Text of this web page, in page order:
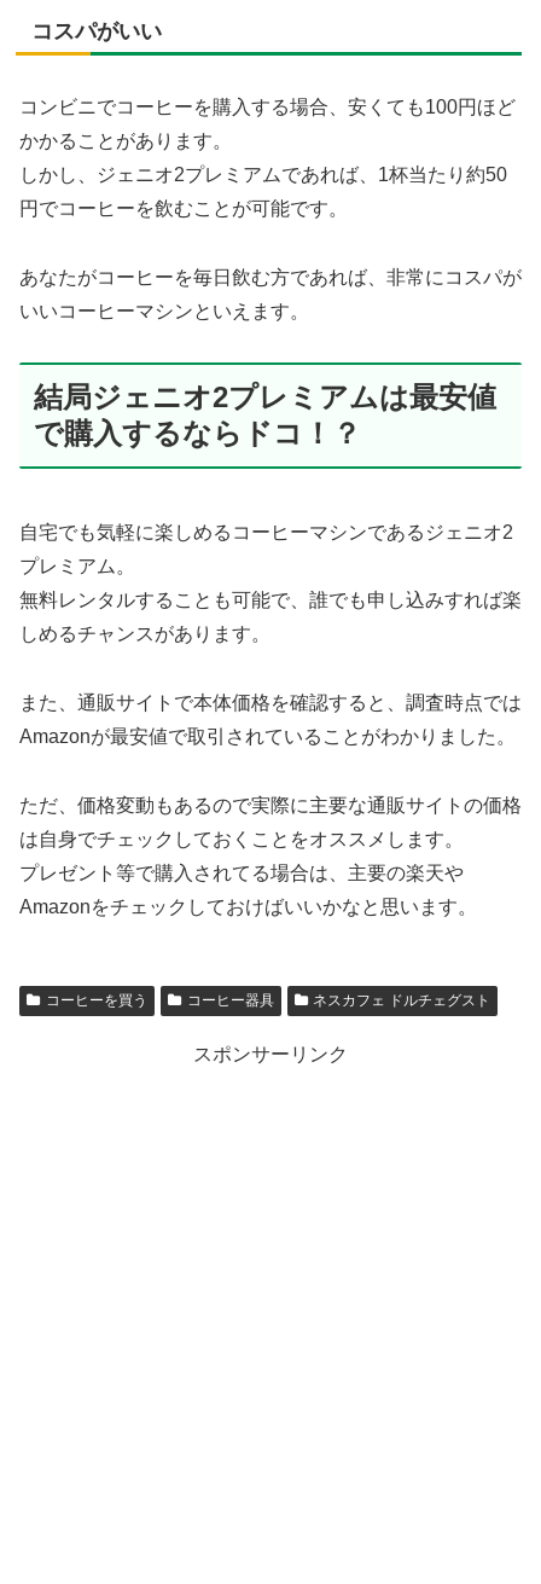
コスパがいい
コンビニでコーヒーを購入する場合、安くても100円ほど
かかることがあります。
しかし、ジェニオ2プレミアムであれば、1杯当たり約50
円でコーヒーを飲むことが可能です。
あなたがコーヒーを毎日飲む方であれば、非常にコスパが
いいコーヒーマシンといえます。
結局ジェニオ2プレミアムは最安値
で購入するならドコ！？
自宅でも気軽に楽しめるコーヒーマシンであるジェニオ2
プレミアム。
無料レンタルすることも可能で、誰でも申し込みすれば楽
しめるチャンスがあります。
また、通販サイトで本体価格を確認すると、調査時点では
Amazonが最安値で取引されていることがわかりました。
ただ、価格変動もあるので実際に主要な通販サイトの価格
は自身でチェックしておくことをオススメします。
プレゼント等で購入されてる場合は、主要の楽天や
Amazonをチェックしておけばいいかなと思います。
コーヒーを買う コーヒー器具 ネスカフェ ドルチェグスト
スポンサーリンク